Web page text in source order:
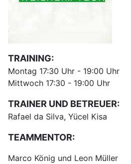
TRAINING:
Montag 17:30 Uhr - 19:00 Uhr
Mittwoch 17:30 - 19:00 Uhr
TRAINER UND BETREUER:
Rafael da Silva, Yücel Kisa
TEAMMENTOR:
Marco König und Leon Müller